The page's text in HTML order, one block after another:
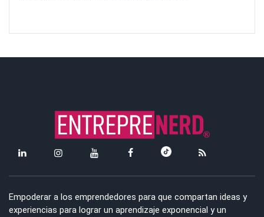
Empoderar a los emprendedores para que compartan ideas y
experiencias para lograr un aprendizaje exponencial y un